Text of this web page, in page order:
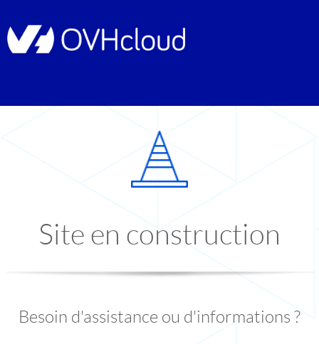
Site en construction
Besoin d'assistance ou d'informations ?